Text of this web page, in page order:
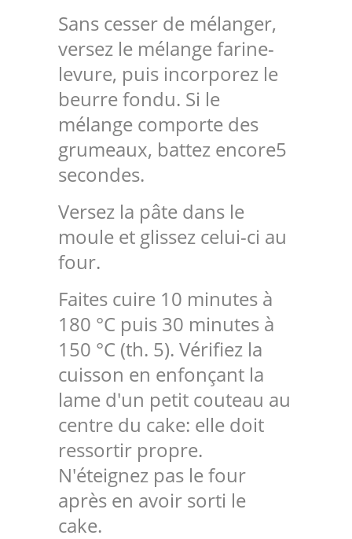
Sans cesser de mélanger,
versez le mélange farine-
levure, puis incorporez le
beurre fondu. Si le
mélange comporte des
grumeaux, battez encore5
secondes.
Versez la pâte dans le
moule et glissez celui-ci au
four.
Faites cuire 10 minutes à
180 °C puis 30 minutes à
150 °C (th. 5). Vérifiez la
cuisson en enfonçant la
lame d'un petit couteau au
centre du cake: elle doit
ressortir propre.
N'éteignez pas le four
après en avoir sorti le
cake.